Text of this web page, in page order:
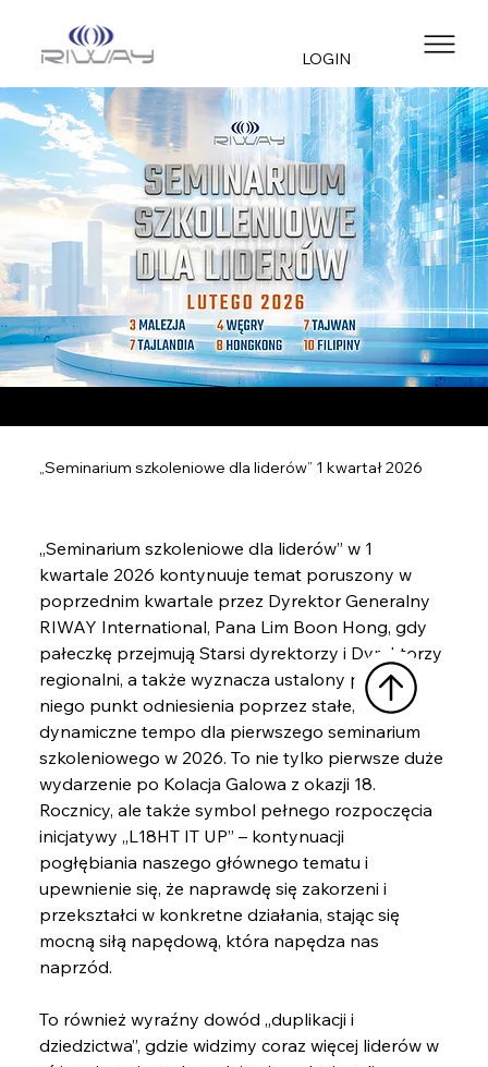
LOGIN
„Seminarium szkoleniowe dla liderów” 1 kwartał 2026
„Seminarium szkoleniowe dla liderów” w 1
kwartale 2026 kontynuuje temat poruszony w
poprzednim kwartale przez Dyrektor Generalny
RIWAY International, Pana Lim Boon Hong, gdy
pałeczkę przejmują Starsi dyrektorzy i Dyrektorzy
regionalni, a także wyznacza ustalony przez
niego punkt odniesienia poprzez stałe, ale
dynamiczne tempo dla pierwszego seminarium
szkoleniowego w 2026. To nie tylko pierwsze duże
wydarzenie po Kolacja Galowa z okazji 18.
Rocznicy, ale także symbol pełnego rozpoczęcia
inicjatywy „L18HT IT UP” – kontynuacji
pogłębiania naszego głównego tematu i
upewnienie się, że naprawdę się zakorzeni i
przekształci w konkretne działania, stając się
mocną siłą napędową, która napędza nas
naprzód.
To również wyraźny dowód „duplikacji i
dziedzictwa”, gdzie widzimy coraz więcej liderów w